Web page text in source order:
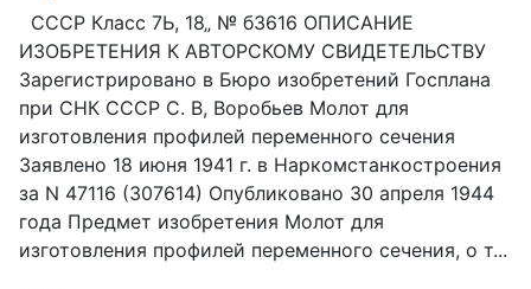
СССР Класс 7Ь, 18„ № б3616 ОПИСАНИЕ
ИЗОБРЕТЕНИЯ К АВТОРСКОМУ СВИДЕТЕЛЬСТВУ
Зарегистрировано в Бюро изобретений Госплана
при СНК СССР С. В, Воробьев Молот для
изготовления профилей переменного сечения
Заявлено 18 июня 1941 г. в Наркомстанкостроения
за N 47116 (307614) Опубликовано 30 апреля 1944
года Предмет изобретения Молот для
изготовления профилей переменного сечения, о т...